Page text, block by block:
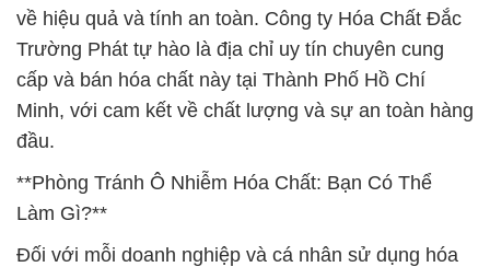
về hiệu quả và tính an toàn. Công ty Hóa Chất Đắc
Trường Phát tự hào là địa chỉ uy tín chuyên cung
cấp và bán hóa chất này tại Thành Phố Hồ Chí
Minh, với cam kết về chất lượng và sự an toàn hàng
đầu.
**Phòng Tránh Ô Nhiễm Hóa Chất: Bạn Có Thể
Làm Gì?**
Đối với mỗi doanh nghiệp và cá nhân sử dụng hóa